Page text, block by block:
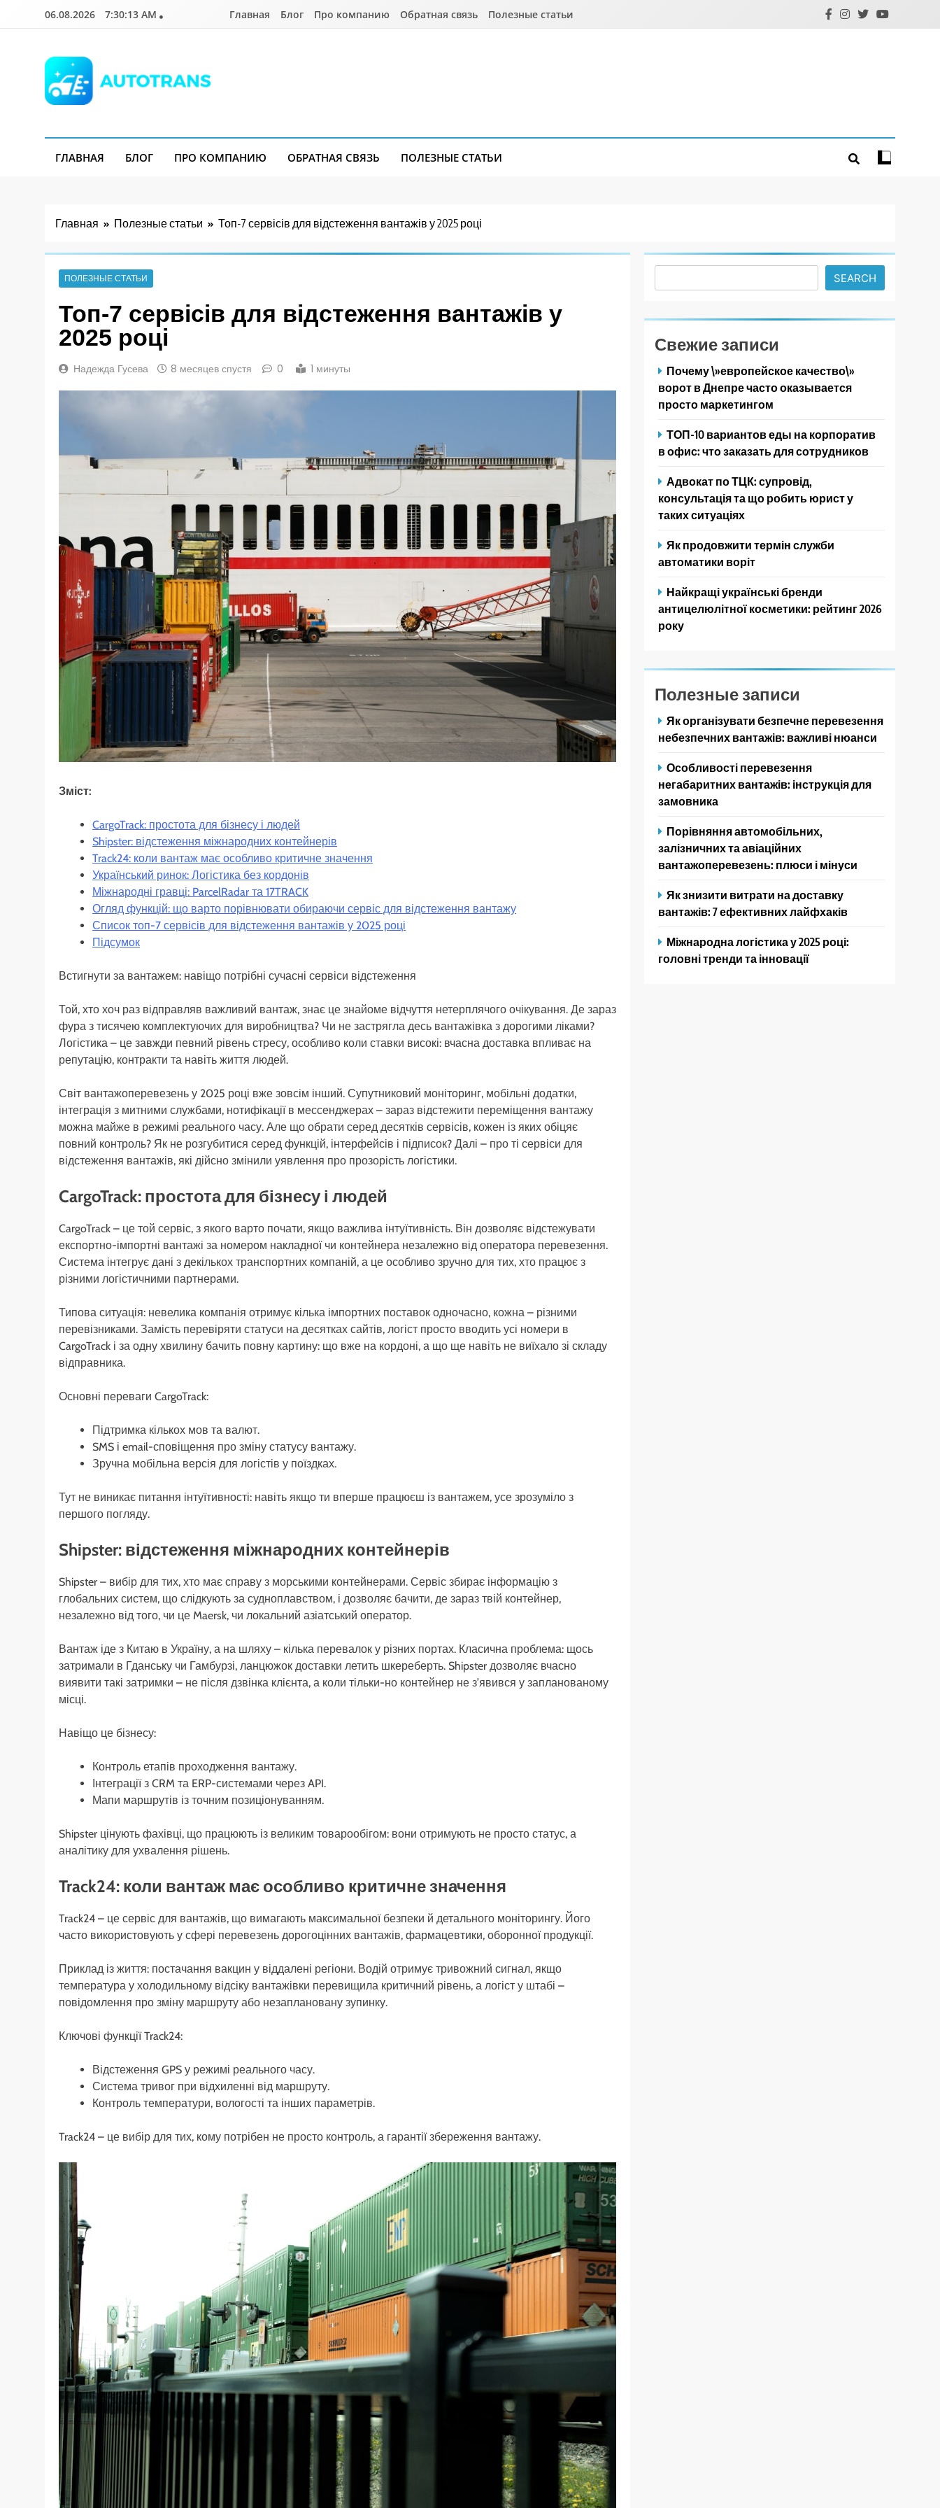
06.08.2026 7:30:14 AM Главная Блог Про компанию Обратная связь Полезные статьи
ГЛАВНАЯ БЛОГ ПРО КОМПАНИЮ ОБРАТНАЯ СВЯЗЬ ПОЛЕЗНЫЕ СТАТЬИ
Главная Полезные статьи Топ-7 сервісів для відстеження вантажів у 2025 році
ПОЛЕЗНЫЕ СТАТЬИ
Топ-7 сервісів для відстеження вантажів у
2025 році
Надежда Гусева 8 месяцев спустя 0 1 минуты
Зміст:
CargoTrack: простота для бізнесу і людей
Shipster: відстеження міжнародних контейнерів
Track24: коли вантаж має особливо критичне значення
Український ринок: Логістика без кордонів
Міжнародні гравці: ParcelRadar та 17TRACK
Огляд функцій: що варто порівнювати обираючи сервіс для відстеження вантажу
Список топ-7 сервісів для відстеження вантажів у 2025 році
Підсумок
Встигнути за вантажем: навіщо потрібні сучасні сервіси відстеження
Той, хто хоч раз відправляв важливий вантаж, знає це знайоме відчуття нетерплячого очікування. Де зараз
фура з тисячею комплектуючих для виробництва? Чи не застрягла десь вантажівка з дорогими ліками?
Логістика – це завжди певний рівень стресу, особливо коли ставки високі: вчасна доставка впливає на
репутацію, контракти та навіть життя людей.
Світ вантажоперевезень у 2025 році вже зовсім інший. Супутниковий моніторинг, мобільні додатки,
інтеграція з митними службами, нотифікації в мессенджерах – зараз відстежити переміщення вантажу
можна майже в режимі реального часу. Але що обрати серед десятків сервісів, кожен із яких обіцяє
повний контроль? Як не розгубитися серед функцій, інтерфейсів і підписок? Далі – про ті сервіси для
відстеження вантажів, які дійсно змінили уявлення про прозорість логістики.
CargoTrack: простота для бізнесу і людей
CargoTrack – це той сервіс, з якого варто почати, якщо важлива інтуїтивність. Він дозволяє відстежувати
експортно-імпортні вантажі за номером накладної чи контейнера незалежно від оператора перевезення.
Система інтегрує дані з декількох транспортних компаній, а це особливо зручно для тих, хто працює з
різними логістичними партнерами.
Типова ситуація: невелика компанія отримує кілька імпортних поставок одночасно, кожна – різними
перевізниками. Замість перевіряти статуси на десятках сайтів, логіст просто вводить усі номери в
CargoTrack і за одну хвилину бачить повну картину: що вже на кордоні, а що ще навіть не виїхало зі складу
відправника.
Основні переваги CargoTrack:
Підтримка кількох мов та валют.
SMS і email-сповіщення про зміну статусу вантажу.
Зручна мобільна версія для логістів у поїздках.
Тут не виникає питання інтуїтивності: навіть якщо ти вперше працюєш із вантажем, усе зрозуміло з
першого погляду.
Shipster: відстеження міжнародних контейнерів
Shipster – вибір для тих, хто має справу з морськими контейнерами. Сервіс збирає інформацію з
глобальних систем, що слідкують за судноплавством, і дозволяє бачити, де зараз твій контейнер,
незалежно від того, чи це Maersk, чи локальний азіатський оператор.
Вантаж іде з Китаю в Україну, а на шляху – кілька перевалок у різних портах. Класична проблема: щось
затримали в Гданську чи Гамбурзі, ланцюжок доставки летить шкереберть. Shipster дозволяє вчасно
виявити такі затримки – не після дзвінка клієнта, а коли тільки-но контейнер не з’явився у запланованому
місці.
Навіщо це бізнесу:
Контроль етапів проходження вантажу.
Інтеграції з CRM та ERP-системами через API.
Мапи маршрутів із точним позиціонуванням.
Shipster цінують фахівці, що працюють із великим товарообігом: вони отримують не просто статус, а
аналітику для ухвалення рішень.
Track24: коли вантаж має особливо критичне значення
Track24 – це сервіс для вантажів, що вимагають максимальної безпеки й детального моніторингу. Його
часто використовують у сфері перевезень дорогоцінних вантажів, фармацевтики, оборонної продукції.
Приклад із життя: постачання вакцин у віддалені регіони. Водій отримує тривожний сигнал, якщо
температура у холодильному відсіку вантажівки перевищила критичний рівень, а логіст у штабі –
повідомлення про зміну маршруту або незаплановану зупинку.
Ключові функції Track24:
Відстеження GPS у режимі реального часу.
Система тривог при відхиленні від маршруту.
Контроль температури, вологості та інших параметрів.
Track24 – це вибір для тих, кому потрібен не просто контроль, а гарантії збереження вантажу.
SEARCH
Свежие записи
Почему \»европейское качество\»
ворот в Днепре часто оказывается
просто маркетингом
ТОП-10 вариантов еды на корпоратив
в офис: что заказать для сотрудников
Адвокат по ТЦК: супровід,
консультація та що робить юрист у
таких ситуаціях
Як продовжити термін служби
автоматики воріт
Найкращі українські бренди
антицелюлітної косметики: рейтинг 2026
року
Полезные записи
Як організувати безпечне перевезення
небезпечних вантажів: важливі нюанси
Особливості перевезення
негабаритних вантажів: інструкція для
замовника
Порівняння автомобільних,
залізничних та авіаційних
вантажоперевезень: плюси і мінуси
Як знизити витрати на доставку
вантажів: 7 ефективних лайфхаків
Міжнародна логістика у 2025 році:
головні тренди та інновації